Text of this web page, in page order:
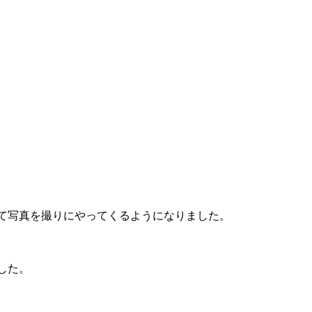
真を撮りにやってくるようになりました。
。